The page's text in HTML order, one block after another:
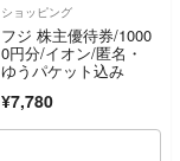
ショッピング
フジ 株主優待券/1000
0円分/イオン/匿名・
ゆうパケット込み
¥7,780